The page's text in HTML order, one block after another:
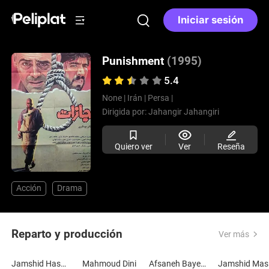
Iniciar sesión
Punishment (1995)
5.4
None | Irán | Persa |
Dirigida por:Jahangir Jahangiri
Quiero ver Ver Reseña
Acción Drama
Reparto y producción Ver más
Jamshid Hashempur Mahmoud Dini Afsaneh Bayegan